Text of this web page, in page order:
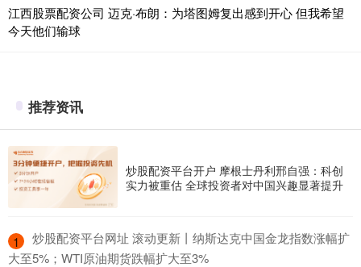
江西股票配资公司 迈克·布朗：为塔图姆复出感到开心 但我希望
今天他们输球
推荐资讯
炒股配资平台开户 摩根士丹利邢自强：科创
实力被重估 全球投资者对中国兴趣显著提升
1
​炒股配资平台网址 滚动更新丨纳斯达克中国金龙指数涨幅扩
大至5%；WTI原油期货跌幅扩大至3%